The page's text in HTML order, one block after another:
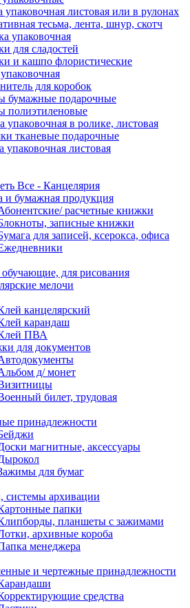
упаковочная листовая или в рулонах
тесьма, лента, шнур, скотч
упаковочная
для сладостей
и кашпо флористические
для коробок
бумажные подарочные
полиэтиленовые
упаковочная в ролике, листовая
тканевые подарочные
упаковочная листовая
Все - Канцелярия
и бумажная продукция
расчетные книжки
записные книжки
для записей, ксерокса, офиса
для рисования
мелочи
канцелярский
карандаш
ПВА
для документов
д/ монет
билет, трудовая
принадлежности
магнитные, аксессуары
для бумаг
системы архивации
папки
планшеты с зажимами
архивные короба
менеджера
и чертежные принадлежности
средства